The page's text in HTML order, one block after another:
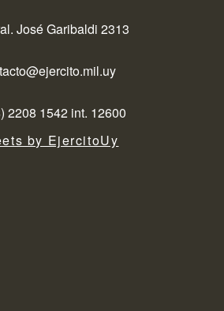
José Garibaldi 2313
2208 1542 int. 12600
by EjercitoUy